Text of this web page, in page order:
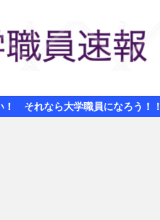
！ それなら大学職員になろう！！